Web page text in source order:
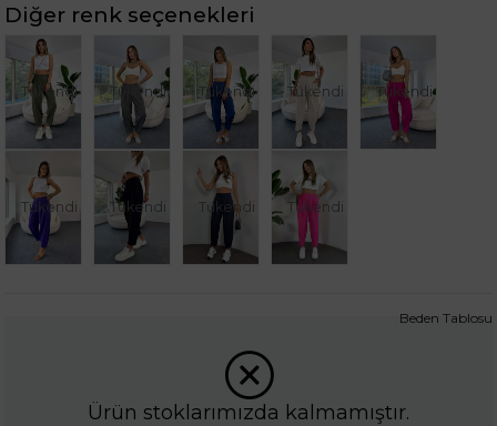
Diğer renk seçenekleri
Tükendi Tükendi Tükendi Tükendi Tükendi
Tükendi Tükendi Tükendi Tükendi
Ürün stoklarımızda kalmamıştır.
Beden Tablosu